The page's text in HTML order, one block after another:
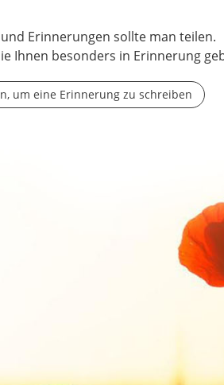
Erinnerungen sollte man teilen.
Ihnen besonders in Erinnerung
um eine Erinnerung zu schreiben